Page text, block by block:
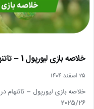
خلاصه بازی لیورپول 1 – تاتنهام 1 (لیگ برتر انگلیس)
۲۵ اسفند ۱۴۰۴
2025/26